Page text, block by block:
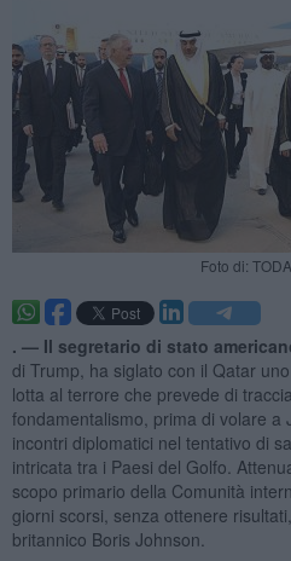
Foto di:
. — Il segretario di stato
di Trump, ha siglato con il Qatar
lotta al terrore che prevede di
fondamentalismo, prima di volare a
incontri diplomatici nel tentativo di
intricata tra i Paesi del Golfo.
scopo primario della Comunità
giorni scorsi, senza ottenere
britannico Boris Johnson.